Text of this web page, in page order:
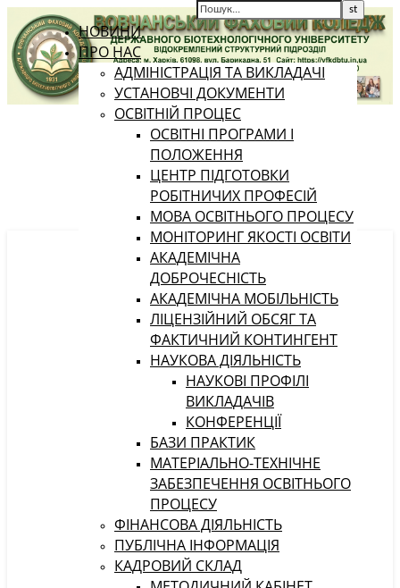
НОВИНИ
ПРО НАС
АДМІНІСТРАЦІЯ ТА ВИКЛАДАЧІ
УСТАНОВЧІ ДОКУМЕНТИ
ОСВІТНІЙ ПРОЦЕС
ОСВІТНІ ПРОГРАМИ І
ПОЛОЖЕННЯ
ЦЕНТР ПІДГОТОВКИ
РОБІТНИЧИХ ПРОФЕСІЙ
МОВА ОСВІТНЬОГО ПРОЦЕСУ
МОНІТОРИНГ ЯКОСТІ ОСВІТИ
АКАДЕМІЧНА
ДОБРОЧЕСНІСТЬ
АКАДЕМІЧНА МОБІЛЬНІСТЬ
ЛІЦЕНЗІЙНИЙ ОБСЯГ ТА
ФАКТИЧНИЙ КОНТИНГЕНТ
НАУКОВА ДІЯЛЬНІСТЬ
НАУКОВІ ПРОФІЛІ
ВИКЛАДАЧІВ
КОНФЕРЕНЦІЇ
БАЗИ ПРАКТИК
МАТЕРІАЛЬНО-ТЕХНІЧНЕ
ЗАБЕЗПЕЧЕННЯ ОСВІТНЬОГО
ПРОЦЕСУ
ФІНАНСОВА ДІЯЛЬНІСТЬ
ПУБЛІЧНА ІНФОРМАЦІЯ
КАДРОВИЙ СКЛАД